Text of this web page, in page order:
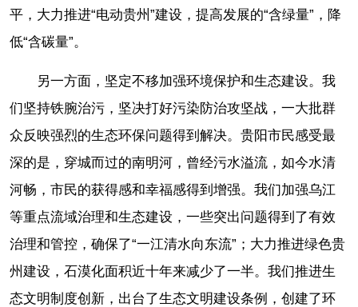
平，大力推进“电动贵州”建设，提高发展的“含绿量”，降
低“含碳量”。
另一方面，坚定不移加强环境保护和生态建设。我
们坚持铁腕治污，坚决打好污染防治攻坚战，一大批群
众反映强烈的生态环保问题得到解决。贵阳市民感受最
深的是，穿城而过的南明河，曾经污水溢流，如今水清
河畅，市民的获得感和幸福感得到增强。我们加强乌江
等重点流域治理和生态建设，一些突出问题得到了有效
治理和管控，确保了“一江清水向东流”；大力推进绿色贵
州建设，石漠化面积近十年来减少了一半。我们推进生
态文明制度创新，出台了生态文明建设条例，创建了环